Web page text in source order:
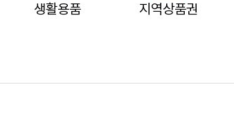
생활용품 지역상품권